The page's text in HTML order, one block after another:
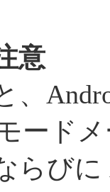
意
、
ード
らびに